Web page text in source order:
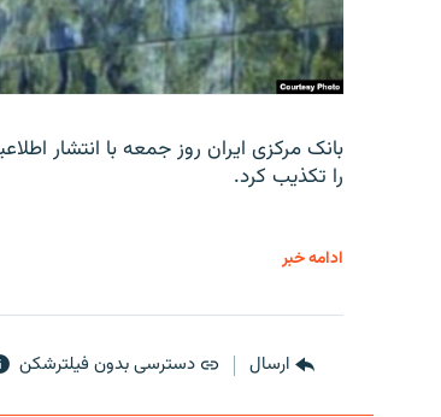
را تکذیب کرد.
ادامه خبر
ارسال دسترسی بدون فیلترشکن